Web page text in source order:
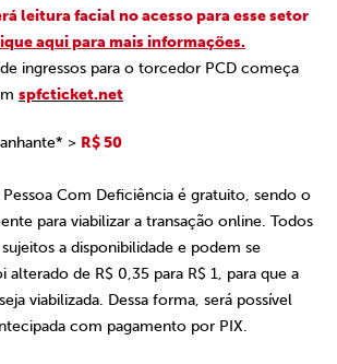
leitura facial no acesso para esse setor
aqui para mais informações.
ingressos para o torcedor PCD começa
spfcticket.net
> R$ 50
Com Deficiência é gratuito, sendo o
para viabilizar a transação online. Todos
a disponibilidade e podem se
alterado de R$ 0,35 para R$ 1, para que a
viabilizada. Dessa forma, será possível
com pagamento por PIX.